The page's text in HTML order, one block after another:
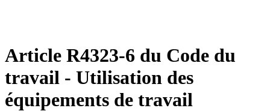
Article R4323-6 du Code du
travail - Utilisation des
équipements de travail